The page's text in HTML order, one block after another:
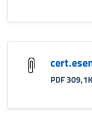
PDF 309,1K